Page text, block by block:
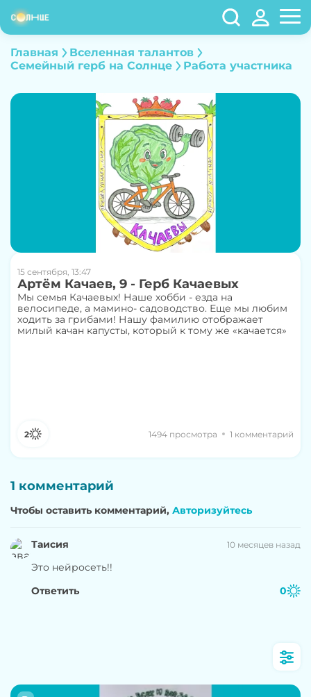
Главная
Вселенная талантов
Семейный герб на Солнце
Работа участника
15 сентября, 13:47
Артём Качаев, 9 - Герб Качаевых
Мы семья Качаевых! Наше хобби - езда на
велосипеде, а мамино- садоводство. Еще мы любим
ходить за грибами! Нашу фамилию отображает
милый качан капусты, который к тому же «качается»
2 1494 просмотра 1 комментарий
1 комментарий
Чтобы оставить комментарий, Авторизуйтесь
Таисия 10 месяцев назад
Это нейросеть!!
Ответить
0